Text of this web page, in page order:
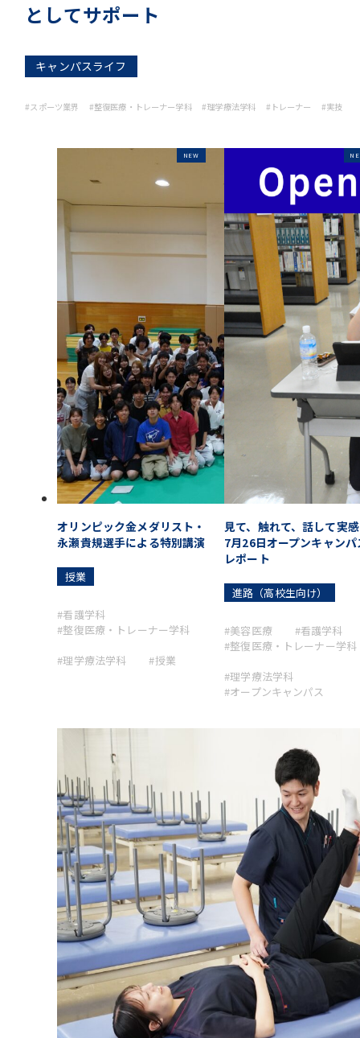
としてサポート
キャンパスライフ
#スポーツ業界 #整復医療・トレーナー学科#理学療法学科 #トレーナー #実技
オリンピック金メダリスト・
永瀬貴規選手による特別講演
授業
#看護学科
#整復医療・トレーナー学科
#理学療法学科
#授業
見て、触れて、話して実
7月26日オープンキャンパ
レポート
進路（高校生向け）
#美容医療
#看護学科
#整復医療・トレーナー学科
#理学療法学科
#オープンキャンパス